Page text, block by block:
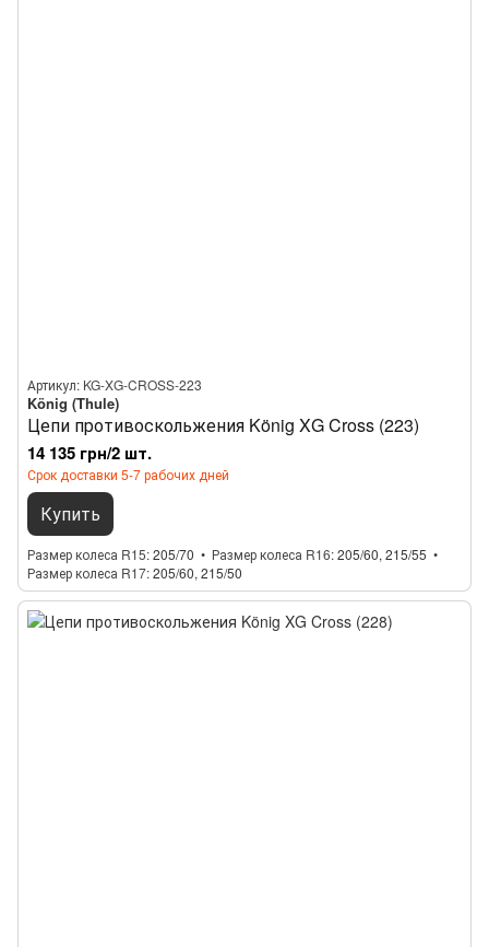
Артикул: KG-XG-CROSS-223
König (Thule)
Цепи противоскольжения König XG Cross (223)
14 135 грн/2 шт.
Срок доставки 5-7 рабочих дней
Купить
Размер колеса R15 205/70 Размер колеса R16 205/60, 215/55
Размер колеса R17 205/60, 215/50